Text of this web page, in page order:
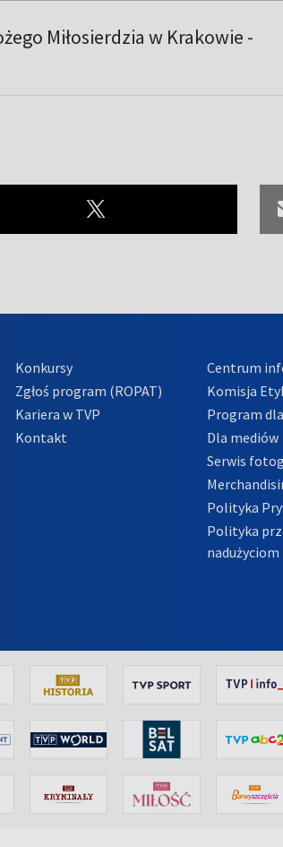
Miłosierdzia w Krakowie -
Konkursy
Zgłoś program (ROPAT)
Kariera w TVP
Kontakt
Centrum
Komisja
Program
Dla mediów
Serwis
Polityka
Polityka